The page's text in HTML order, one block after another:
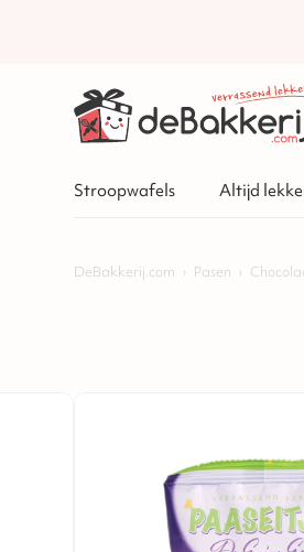
Stroopwafels Altijd
DeBakkerij.com › Pasen ›